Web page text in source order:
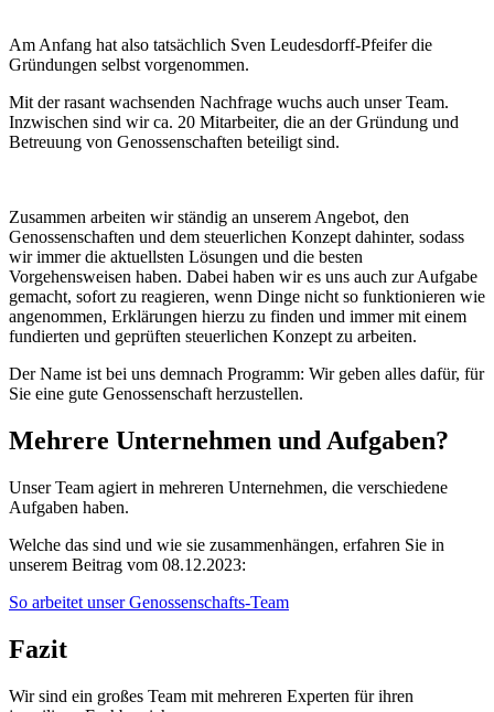
Am Anfang hat also tatsächlich Sven Leudesdorff-Pfeifer die
Gründungen selbst vorgenommen.
Mit der rasant wachsenden Nachfrage wuchs auch unser Team.
Inzwischen sind wir ca. 20 Mitarbeiter, die an der Gründung und
Betreuung von Genossenschaften beteiligt sind.
Zusammen arbeiten wir ständig an unserem Angebot, den
Genossenschaften und dem steuerlichen Konzept dahinter, sodass
wir immer die aktuellsten Lösungen und die besten
Vorgehensweisen haben. Dabei haben wir es uns auch zur Aufgabe
gemacht, sofort zu reagieren, wenn Dinge nicht so funktionieren wie
angenommen, Erklärungen hierzu zu finden und immer mit einem
fundierten und geprüften steuerlichen Konzept zu arbeiten.
Der Name ist bei uns demnach Programm: Wir geben alles dafür, für
Sie eine gute Genossenschaft herzustellen.
Mehrere Unternehmen und Aufgaben?
Unser Team agiert in mehreren Unternehmen, die verschiedene
Aufgaben haben.
Welche das sind und wie sie zusammenhängen, erfahren Sie in
unserem Beitrag vom 08.12.2023:
So arbeitet unser Genossenschafts-Team
Fazit
Wir sind ein großes Team mit mehreren Experten für ihren